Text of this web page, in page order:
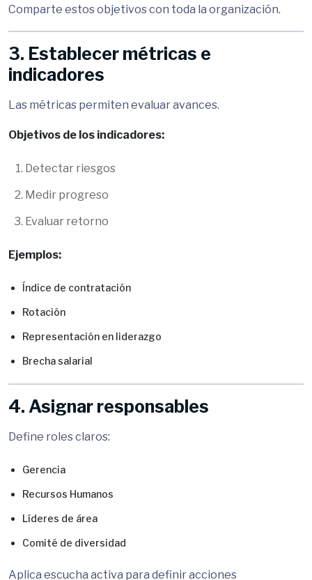
Comparte estos objetivos con toda la organización.
3. Establecer métricas e
indicadores
Las métricas permiten evaluar avances.
Objetivos de los indicadores:
Detectar riesgos
Medir progreso
Evaluar retorno
Ejemplos:
Índice de contratación
Rotación
Representación en liderazgo
Brecha salarial
4. Asignar responsables
Define roles claros:
Gerencia
Recursos Humanos
Líderes de área
Comité de diversidad
Aplica escucha activa para definir acciones